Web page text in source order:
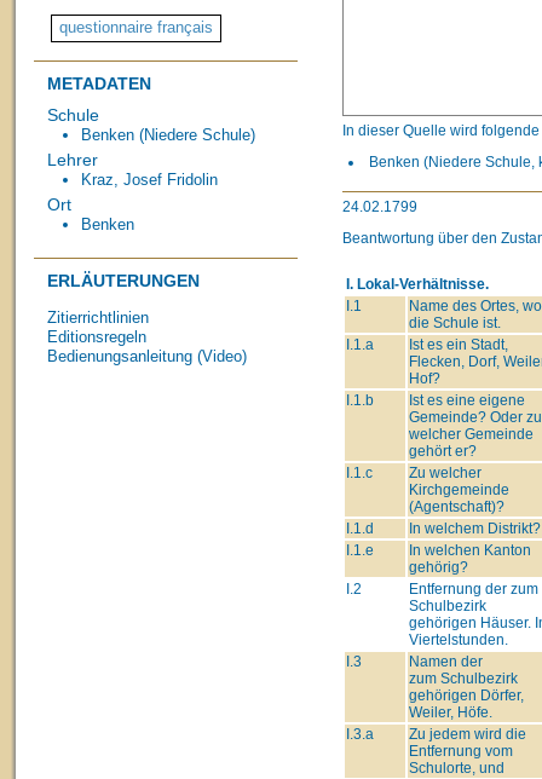
METADATEN
Schule
Benken (Niedere Schule)
Lehrer
Kraz, Josef Fridolin
Ort
Benken
ERLÄUTERUNGEN
Zitierrichtlinien
Editionsregeln
Bedienungsanleitung (Video)
In dieser Quelle wird
Benken (Niedere Schule,
24.02.1799
Beantwortung über den
I. Lokal-Verhältnisse.
I.1
Name des Ortes, wo
die Schule ist.
I.1.a
Ist es ein Stadt,
Flecken, Dorf,
Hof?
I.1.b
Ist es eine eigene
Gemeinde? Oder zu
welcher Gemeinde
gehört er?
I.1.c
Zu welcher
Kirchgemeinde
(Agentschaft)?
I.1.d
In welchem Distrikt?
I.1.e
In welchen Kanton
gehörig?
I.2
Entfernung der zum
Schulbezirk
gehörigen Häuser.
Viertelstunden.
I.3
Namen der
zum Schulbezirk
gehörigen Dörfer,
Weiler, Höfe.
I.3.a
Zu jedem wird die
Entfernung vom
Schulorte, und